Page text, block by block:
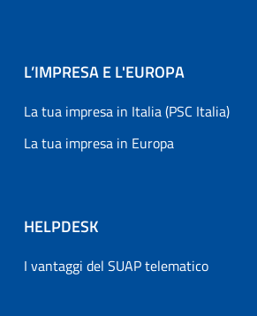
L’IMPRESA E L'EUROPA
La tua impresa in Italia (PSC Italia)
La tua impresa in Europa
HELPDESK
I vantaggi del SUAP telematico